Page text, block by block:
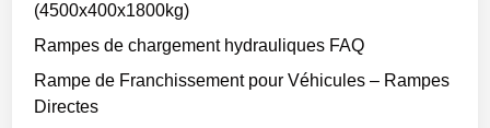
(4500x400x1800kg)
Rampes de chargement hydrauliques FAQ
Rampe de Franchissement pour Véhicules – Rampes
Directes